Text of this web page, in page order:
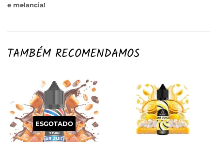
e melancia!
TAMBÉM RECOMENDAMOS
ESGOTADO